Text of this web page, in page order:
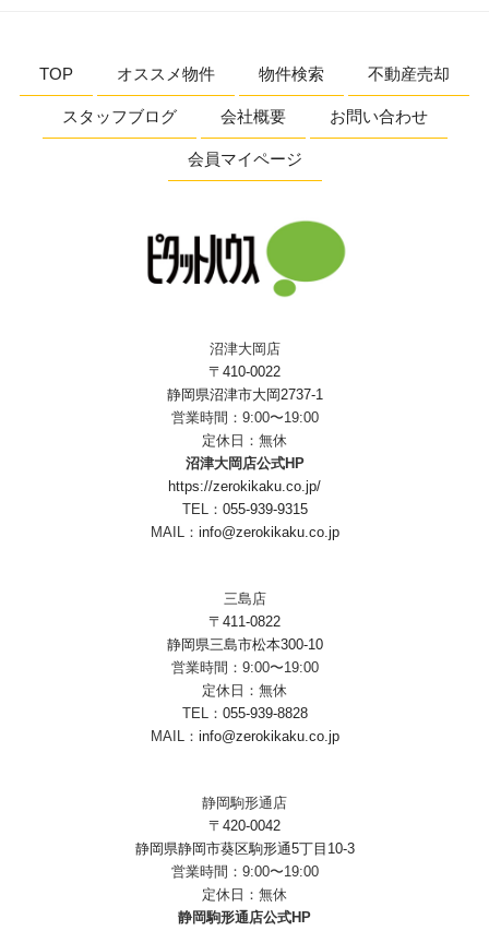
TOP オススメ物件 物件検索 不動産売却
スタッフブログ 会社概要 お問い合わせ
会員マイページ
沼津大岡店
〒410-0022
静岡県沼津市大岡2737-1
営業時間：9:00〜19:00
定休日：無休
沼津大岡店公式HP
https://zerokikaku.co.jp/
TEL： 055-939-9315
MAIL： info@zerokikaku.co.jp
三島店
〒411-0822
静岡県三島市松本300-10
営業時間：9:00〜19:00
定休日：無休
TEL： 055-939-8828
MAIL： info@zerokikaku.co.jp
静岡駒形通店
〒420-0042
静岡県静岡市葵区駒形通5丁目10-3
営業時間：9:00〜19:00
定休日：無休
静岡駒形通店公式HP